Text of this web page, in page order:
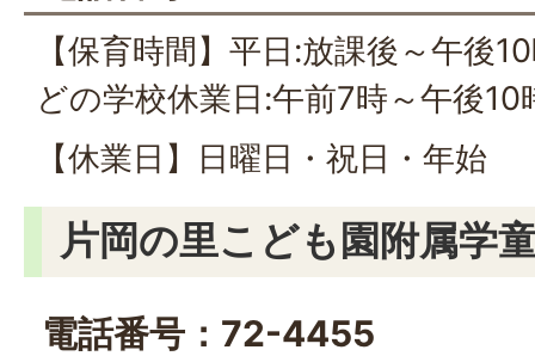
【保育時間】平日:放課後～午後
どの学校休業日:午前7時～午後
【休業日】日曜日・祝日・年始
片岡の里こども園附属学
電話番号：72-4455